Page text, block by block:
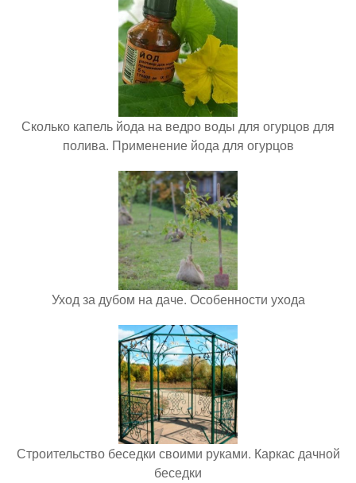
Сколько капель йода на ведро воды для огурцов для
полива. Применение йода для огурцов
Уход за дубом на даче. Особенности ухода
Строительство беседки своими руками. Каркас дачной
беседки